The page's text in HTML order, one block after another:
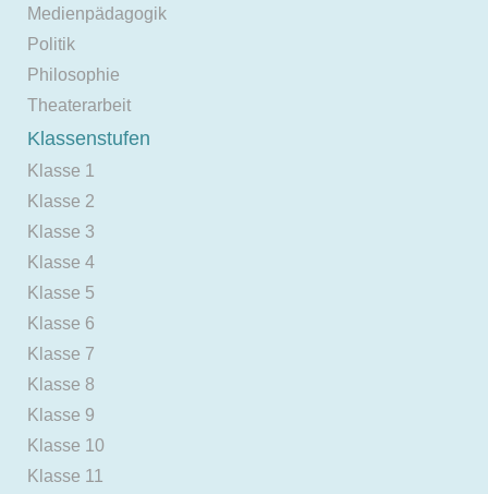
Medienpädagogik
Politik
Philosophie
Theaterarbeit
Klassenstufen
Klasse 1
Klasse 2
Klasse 3
Klasse 4
Klasse 5
Klasse 6
Klasse 7
Klasse 8
Klasse 9
Klasse 10
Klasse 11